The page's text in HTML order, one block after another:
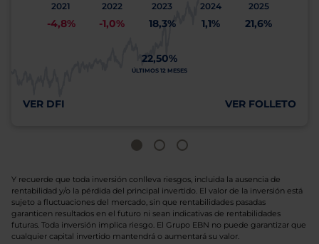
2021
-4,8%
2022
-1,0%
2023
18,3%
2024
1,1%
2025
21,6%
22,50%
ÚLTIMOS 12 MESES
VER DFI VER FOLLETO
Y recuerde que toda inversión conlleva riesgos, incluida la ausencia de
rentabilidad y/o la pérdida del principal invertido. El valor de la inversión está
sujeto a fluctuaciones del mercado, sin que rentabilidades pasadas
garanticen resultados en el futuro ni sean indicativas de rentabilidades
futuras. Toda inversión implica riesgo. El Grupo EBN no puede garantizar que
cualquier capital invertido mantendrá o aumentará su valor.